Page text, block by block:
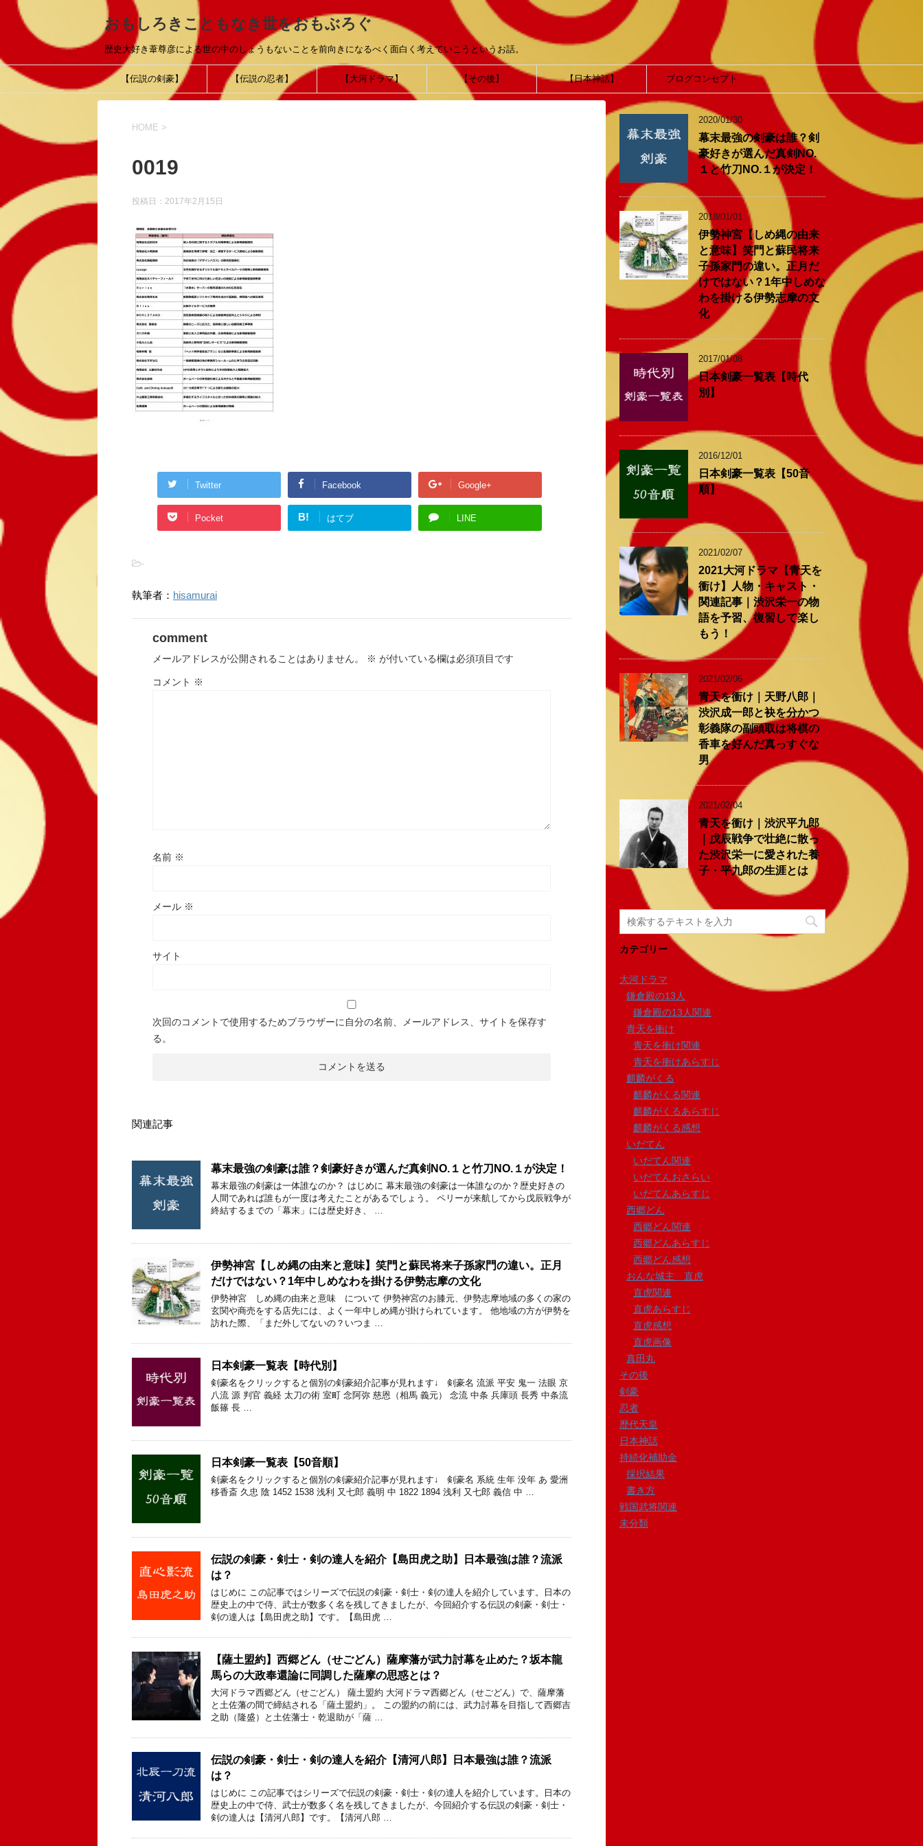
おもしろきこともなき世をおもぶろぐ
歴史大好き葦尊彦による世の中のしょうもないことを前向きになるべく面白く考えていこうというお話。
【伝説の剣豪】 【伝説の忍者】 【大河ドラマ】 【その後】 【日本神話】 ブログコンセプト
HOME >
0019
投稿日： 2017年2月15日
Twitter Facebook Google+
Pocket B! はてブ LINE
-
執筆者： hisamurai
comment
メールアドレスが公開されることはありません。 ※ が付いている欄は必須項目です
コメント ※
名前 ※
メール ※
サイト
次回のコメントで使用するためブラウザーに自分の名前、メールアドレス、サイトを保存す
る。
関連記事
幕末最強の剣豪は誰？剣豪好きが選んだ真剣NO.１と竹刀NO.１が決定！
幕末最強の剣豪は一体誰なのか？ はじめに 幕末最強の剣豪は一体誰なのか？歴史好きの
人間であれば誰もが一度は考えたことがあるでしょう。 ペリーが来航してから戊辰戦争が
終結するまでの「幕末」には歴史好き、 …
伊勢神宮【しめ縄の由来と意味】笑門と蘇民将来子孫家門の違い。正月
だけではない？1年中しめなわを掛ける伊勢志摩の文化
伊勢神宮 しめ縄の由来と意味 について 伊勢神宮のお膝元、伊勢志摩地域の多くの家の
玄関や商売をする店先には、よく一年中しめ縄が掛けられています。 他地域の方が伊勢を
訪れた際、「まだ外してないの？いつま …
日本剣豪一覧表【時代別】
剣豪名をクリックすると個別の剣豪紹介記事が見れます↓ 剣豪名 流派 平安 鬼一 法眼 京
八流 源 判官 義経 太刀の術 室町 念阿弥 慈恩（相馬 義元） 念流 中条 兵庫頭 長秀 中条流
飯篠 長 …
日本剣豪一覧表【50音順】
剣豪名をクリックすると個別の剣豪紹介記事が見れます↓ 剣豪名 系統 生年 没年 あ 愛洲
移香斎 久忠 陰 1452 1538 浅利 又七郎 義明 中 1822 1894 浅利 又七郎 義信 中 …
伝説の剣豪・剣士・剣の達人を紹介【島田虎之助】日本最強は誰？流派
は？
はじめに この記事ではシリーズで伝説の剣豪・剣士・剣の達人を紹介しています。日本の
歴史上の中で侍、武士が数多く名を残してきましたが、今回紹介する伝説の剣豪・剣士・
剣の達人は【島田虎之助】です。【島田虎 …
【薩土盟約】西郷どん（せごどん）薩摩藩が武力討幕を止めた？坂本龍
馬らの大政奉還論に同調した薩摩の思惑とは？
大河ドラマ西郷どん（せごどん） 薩土盟約 大河ドラマ西郷どん（せごどん）で、薩摩藩
と土佐藩の間で締結される「薩土盟約」。 この盟約の前には、武力討幕を目指して西郷吉
之助（隆盛）と土佐藩士・乾退助が「薩 …
伝説の剣豪・剣士・剣の達人を紹介【清河八郎】日本最強は誰？流派
は？
はじめに この記事ではシリーズで伝説の剣豪・剣士・剣の達人を紹介しています。日本の
歴史上の中で侍、武士が数多く名を残してきましたが、今回紹介する伝説の剣豪・剣士・
剣の達人は【清河八郎】です。【清河八郎 …
2020/01/30
幕末最強の剣豪は誰？剣
豪好きが選んだ真剣NO.
１と竹刀NO.１が決定！
2018/01/01
伊勢神宮【しめ縄の由来
と意味】笑門と蘇民将来
子孫家門の違い。正月だ
けではない？1年中しめな
わを掛ける伊勢志摩の文
化
2017/01/08
日本剣豪一覧表【時代
別】
2016/12/01
日本剣豪一覧表【50音
順】
2021/02/07
2021大河ドラマ【青天を
衝け】人物・キャスト・
関連記事｜渋沢栄一の物
語を予習、復習して楽し
もう！
2021/02/06
青天を衝け｜天野八郎｜
渋沢成一郎と袂を分かつ
彰義隊の副頭取は将棋の
香車を好んだ真っすぐな
男
2021/02/04
青天を衝け｜渋沢平九郎
｜戊辰戦争で壮絶に散っ
た渋沢栄一に愛された養
子・平九郎の生涯とは
カテゴリー
大河ドラマ
鎌倉殿の13人
鎌倉殿の13人関連
青天を衝け
青天を衝け関連
青天を衝けあらすじ
麒麟がくる
麒麟がくる関連
麒麟がくるあらすじ
麒麟がくる感想
いだてん
いだてん関連
いだてんおさらい
いだてんあらすじ
西郷どん
西郷どん関連
西郷どんあらすじ
西郷どん感想
おんな城主 直虎
直虎関連
直虎あらすじ
直虎感想
直虎画像
真田丸
その後
剣豪
忍者
歴代天皇
日本神話
持続化補助金
採択結果
書き方
戦国武将関連
未分類